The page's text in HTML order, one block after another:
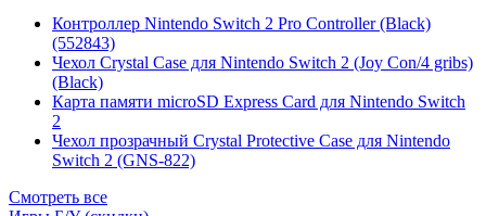
Контроллер Nintendo Switch 2 Pro Controller (Black)
(552843)
Чехол Сrystal Сase для Nintendo Switch 2 (Joy Con/4 gribs)
(Black)
Карта памяти microSD Express Card для Nintendo Switch
2
Чехол прозрачный Crystal Protective Case для Nintendo
Switch 2 (GNS-822)
Смотреть все